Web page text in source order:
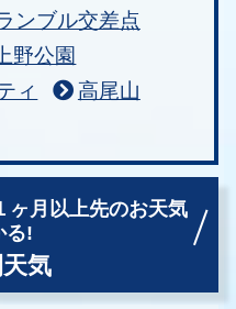
ンブル交差点
上野公園
ィ
高尾山
ヶ月以上先のお天気
る!
気